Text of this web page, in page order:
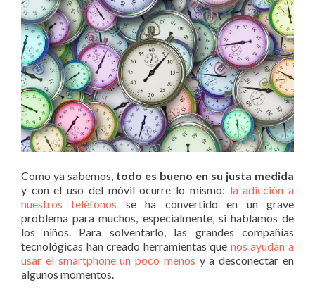
Como ya sabemos, todo es bueno en su justa medida
y con el uso del móvil ocurre lo mismo: la adicción a
nuestros teléfonos se ha convertido en un grave
problema para muchos, especialmente, si hablamos de
los niños. Para solventarlo, las grandes compañías
tecnológicas han creado herramientas que nos ayudan a
usar el smartphone un poco menos y a desconectar en
algunos momentos.